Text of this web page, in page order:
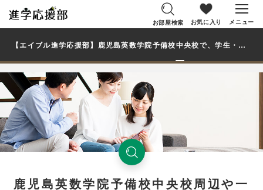
お部屋検索 お気に入り メニュー
【エイブル進学応援部】鹿児島英数学院予備校中央校で、学生・大学生の一人暮らし向け賃貸マンション・アパートのお部屋を探す
鹿児島英数学院予備校中央校周辺や一